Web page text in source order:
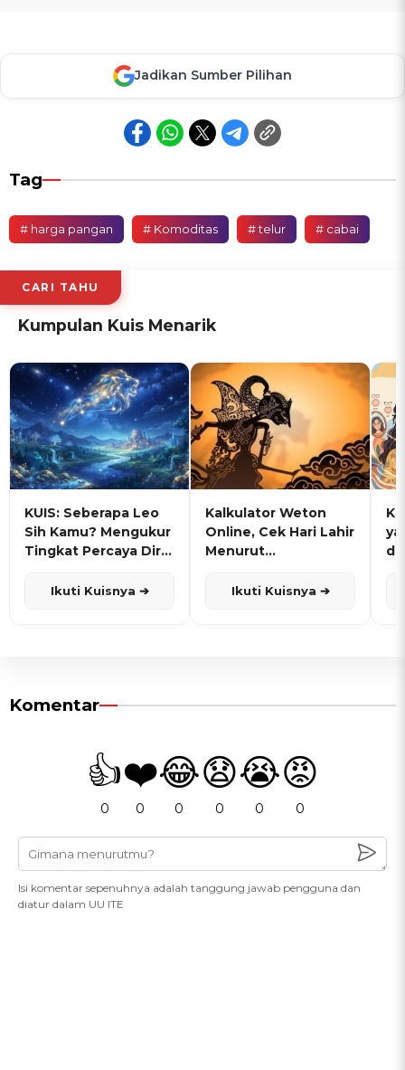
Jadikan Sumber Pilihan
Tag
# harga pangan # Komoditas # telur # cabai
CARI TAHU
Kumpulan Kuis Menarik
KUIS: Seberapa Leo
Sih Kamu? Mengukur
Tingkat Percaya Diri
Ikuti Kuisnya ➔
Kalkulator Weton
Online, Cek Hari Lahir
Menurut
Ikuti Kuisnya ➔
Komentar
👍
0
❤️
0
😂
0
😧
0
😭
0
😡
0
Isi komentar sepenuhnya adalah tanggung jawab pengguna dan
diatur dalam UU ITE